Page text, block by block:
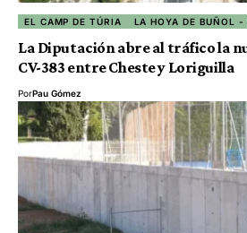
EL CAMP DE TÚRIA LA HOYA DE BUÑOL -
La Diputación abre al tráfico la
CV-383 entre Cheste y Loriguilla
PorPau Gómez